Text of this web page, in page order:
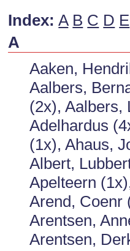
Index: A B C D E
A
Aaken,
Aalbers,
(2x), Aalbers,
Adelhardus
(1x), Ahaus,
Albert,
Apelteern
Arend, Coenr
Arentsen,
Arentsen,